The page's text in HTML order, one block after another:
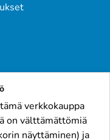
verkkokauppa
on välttämättömiä
näyttäminen) ja